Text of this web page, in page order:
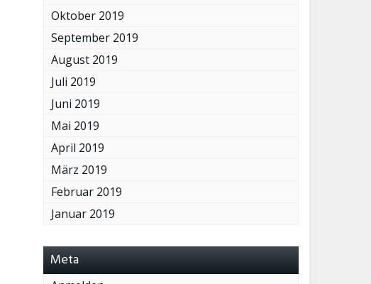
Oktober 2019
September 2019
August 2019
Juli 2019
Juni 2019
Mai 2019
April 2019
März 2019
Februar 2019
Januar 2019
Meta